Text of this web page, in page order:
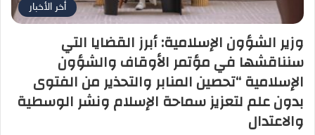
أخر الأخبار
وزير الشؤون الإسلامية: أبرز القضايا التي
سنناقشها في مؤتمر الأوقاف والشؤون
الإسلامية “تحصين المنابر والتحذير من الفتوى
بدون علم لتعزيز سماحة الإسلام ونشر الوسطية
والاعتدال